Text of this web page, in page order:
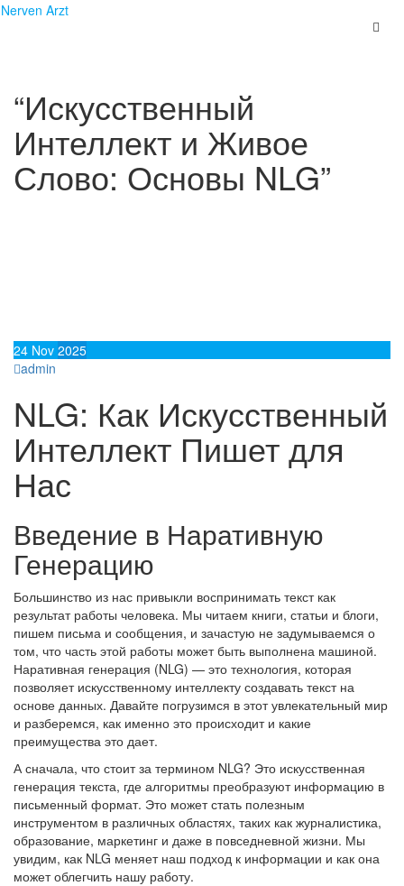
Skip
Nerven Arzt
“Искусственный
Интеллект и Живое
Слово: Основы NLG”
24 Nov 2025
admin
NLG: Как Искусственный
Интеллект Пишет для
Нас
Введение в Наративную
Генерацию
Большинство из нас привыкли воспринимать текст как
результат работы человека. Мы читаем книги, статьи и блоги,
пишем письма и сообщения, и зачастую не задумываемся о
том, что часть этой работы может быть выполнена машиной.
Наративная генерация (NLG) — это технология, которая
позволяет искусственному интеллекту создавать текст на
основе данных. Давайте погрузимся в этот увлекательный мир
и разберемся, как именно это происходит и какие
преимущества это дает.
А сначала, что стоит за термином NLG? Это искусственная
генерация текста, где алгоритмы преобразуют информацию в
письменный формат. Это может стать полезным
инструментом в различных областях, таких как журналистика,
образование, маркетинг и даже в повседневной жизни. Мы
увидим, как NLG меняет наш подход к информации и как она
может облегчить нашу работу.